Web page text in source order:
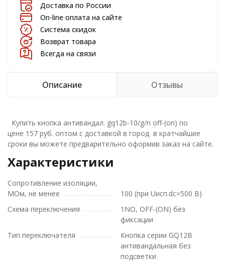
Доставка по России
On-line оплата на сайте
Система скидок
Возврат товара
Всегда на связи
Описание Отзывы
Купить кнопка антивандал. gq12b-10/g/n off-(on) по
цене 157 руб. оптом с доставкой в город в кратчайшие
сроки вы можете предварительно оформив заказ на сайте.
Характеристики
Сопротивление изоляции,
МОм, не менее
100 (при Uисп.dc=500 В)
Схема переключения
1NO, ОFF-(ON) без
фиксации
Тип переключателя
Кнопка серии GQ12B
антивандальная без
подсветки